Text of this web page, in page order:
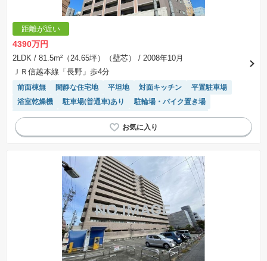
距離が近い
4390万円
2LDK / 81.5m²（24.65坪）（壁芯）
/ 2008年10月
ＪＲ信越本線「長野」歩4分
前面棟無 閑静な住宅地 平坦地 対面キッチン
平置駐車場
浴室乾燥機
駐車場(普通車)あり
駐輪場・バイク置き場
陽当り良好
駐車場空き 温水洗浄便座
エレベーター
システムキッチン